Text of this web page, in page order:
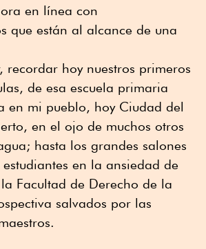
en línea con
que están al alcance de una
recordar hoy nuestros primeros
de esa escuela primaria
en mi pueblo, hoy Ciudad del
en el ojo de muchos otros
hasta los grandes salones
en la ansiedad de
Facultad de Derecho de la
salvados por las